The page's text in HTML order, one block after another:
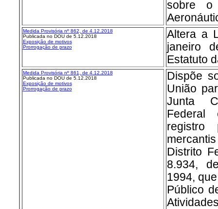
sobre o
Medida Provisória nº 862, de 4.12.2018
Publicada no DOU de 5.12.2018
Exposição de motivos
Prorrogação de prazo
Altera a
janeiro
Estatuto
Medida Provisória nº 861, de 4.12.2018
Publicada no DOU de 5.12.2018
Exposição de motivos
Prorrogação de prazo
Dispõe
União
Junta
registro
Distrito
8.934,
1994,
Público